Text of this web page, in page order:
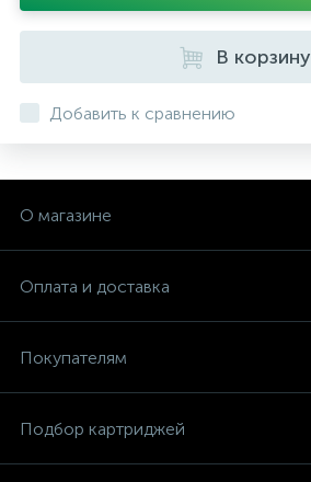
В корзину
Добавить к сравнению
О магазине
Оплата и доставка
Покупателям
Подбор картриджей